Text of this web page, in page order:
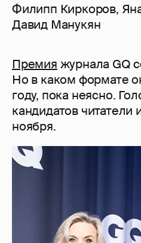
Филипп Киркоров,
Давид Манукян
Премия журнала GQ
Но в каком формате
году, пока неясно.
кандидатов читатели
ноября.